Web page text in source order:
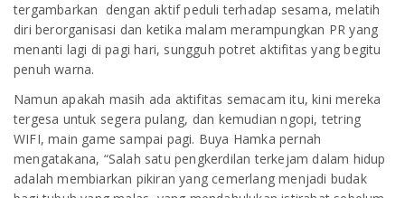
tergambarkan dengan aktif peduli terhadap sesama, melatih
diri berorganisasi dan ketika malam merampungkan PR yang
menanti lagi di pagi hari, sungguh potret aktifitas yang begitu
penuh warna.
Namun apakah masih ada aktifitas semacam itu, kini mereka
tergesa untuk segera pulang, dan kemudian ngopi, tetring
WIFI, main game sampai pagi. Buya Hamka pernah
mengatakana, “Salah satu pengkerdilan terkejam dalam hidup
adalah membiarkan pikiran yang cemerlang menjadi budak